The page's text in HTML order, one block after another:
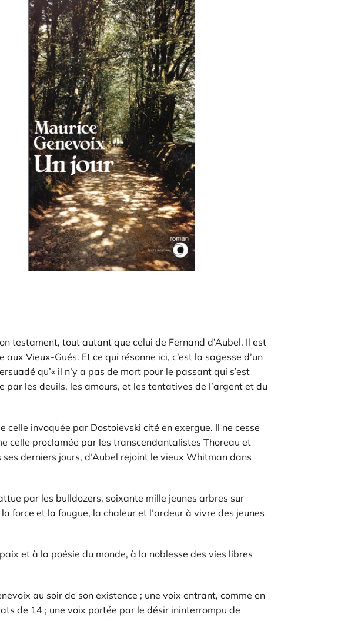
testament, tout autant que celui de Fernand d’Aubel. Il est
Vieux-Gués. Et ce qui résonne ici, c’est la sagesse d’un
qu’« il n’y a pas de mort pour le passant qui s’est
les deuils, les amours, et les tentatives de l’argent et du
celle invoquée par Dostoievski cité en exergue. Il ne cesse
celle proclamée par les transcendantalistes Thoreau et
derniers jours, d’Aubel rejoint le vieux Whitman dans
par les bulldozers, soixante mille jeunes arbres sur
force et la fougue, la chaleur et l’ardeur à vivre des jeunes
et à la poésie du monde, à la noblesse des vies libres
au soir de son existence ; une voix entrant, comme en
de 14 ; une voix portée par le désir ininterrompu de